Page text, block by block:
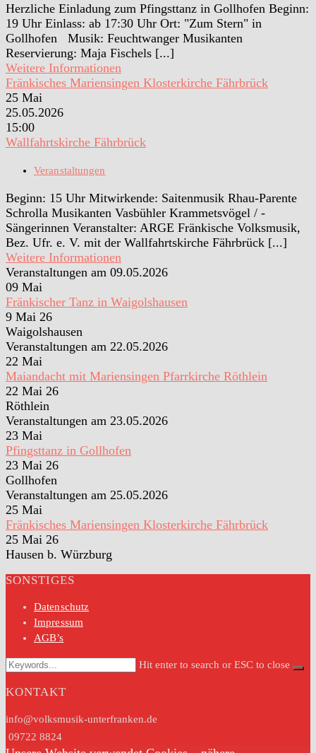
Herzliche Einladung zum Pfingsttanz in Gollhofen Beginn:
19 Uhr Einlass: ab 17:30 Uhr Ort: "Zum Stern" in
Gollhofen Musik: Feuchtwanger Musikanten
Reservierung: Maja Fischels [...]
Weitere Informationen
Fränkisches Mariensingen Klosterkirche Fährbrück
25 Mai
25.05.2026
15:00
Wallfahrtskirche Fährbrück
Veranstaltungen
Beginn: 15 Uhr Mitwirkende: Saitenmusik Rhau-Parente
Schrolla Musikanten Vasbühler Krammetsvögel / -
Sängerinnen Veranstalter: ARGE Fränkische Volksmusik,
Bez. Ufr. e. V. mit der Wallfahrtskirche Fährbrück [...]
Weitere Informationen
Veranstaltungen am 09.05.2026
09 Mai
Fränkischer Tanz in Waigolshausen
9 Mai 26
Waigolshausen
Veranstaltungen am 22.05.2026
22 Mai
Maiandacht mit Mariensingen Pfarrkirche Röthlein
22 Mai 26
Röthlein
Veranstaltungen am 23.05.2026
23 Mai
Pfingsttanz in Gollhofen
23 Mai 26
Gollhofen
Veranstaltungen am 25.05.2026
25 Mai
Fränkisches Mariensingen Klosterkirche Fährbrück
25 Mai 26
Hausen b. Würzburg
SONSTIGES
Datenschutz
Impressum
AGB’s
Hit enter to search or ESC to close
KONTAKT
info@volksmusik-unterfranken.de
09722 8824